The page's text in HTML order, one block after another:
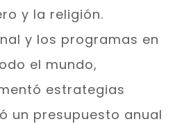
y la religión.
y los programas en
el mundo,
estrategias
un presupuesto anual